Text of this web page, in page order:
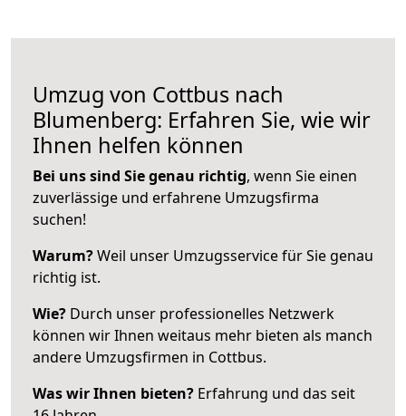
Umzug von Cottbus nach
Blumenberg: Erfahren Sie, wie wir
Ihnen helfen können
Bei uns sind Sie genau richtig, wenn Sie einen
zuverlässige und erfahrene Umzugsfirma
suchen!
Warum?Weil unser Umzugsservice für Sie genau
richtig ist.
Wie? Durch unser professionelles Netzwerk
können wir Ihnen weitaus mehr bieten als manch
andere Umzugsfirmen in Cottbus.
Was wir Ihnen bieten? Erfahrung und das seit